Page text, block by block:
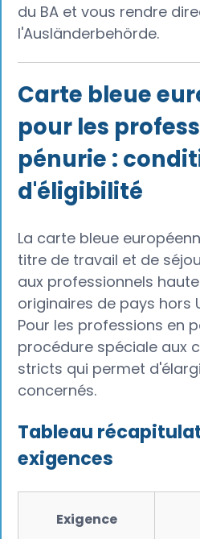
du BA et vous rendre
l'Ausländerbehörde.
Carte bleue
pour les
pénurie :
d'éligibilité
La carte bleue
titre de travail et de
aux professionnels
originaires de pays hors
Pour les professions en
procédure spéciale aux
stricts qui permet
concernés.
Tableau
exigences
Exigence